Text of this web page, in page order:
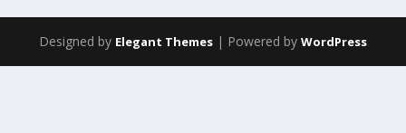
Designed by Elegant Themes | Powered by WordPress